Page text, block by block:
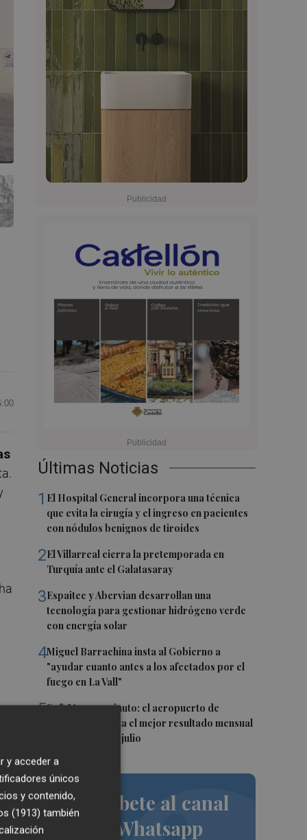
Últimas Noticias
1 El Hospital General incorpora una técnica
que evita la cirugía y el ingreso en pacientes
con nódulos benignos de tiroides
2El Villarreal cierra la pretemporada en
Turquía ante el Galatasaray
3Espaitec y Abervian desarrollan una
tecnología para gestionar hidrógeno verde
con energía solar
4Miguel Barrachina insta al Gobierno a
"ayudar cuanto antes a los afectados por el
fuego en La Vall"
5Sof-IA en un minuto: el aeropuerto de
Castellón alcanza el mejor resultado mensual
de pasajeros en julio
Suscríbete al canal
de Whatsapp
y acceder a
únicos
y contenido,
(1913) también